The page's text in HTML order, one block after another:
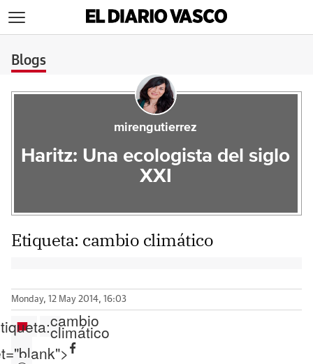
Blogs
mirengutierrez
Haritz: Una ecologista del siglo
XXI
Etiqueta: cambio climático
Monday, 12 May 2014, 16:03
cambio
climático